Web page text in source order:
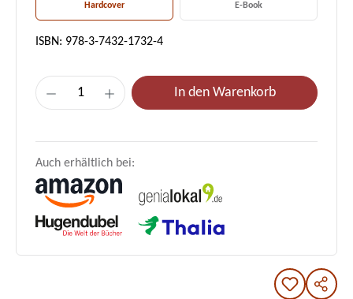
Hardcover E-Book
ISBN: 978-3-7432-1732-4
Produkt Anzahl: Gib den gewünschten
In den Warenkorb
Auch erhältlich bei: